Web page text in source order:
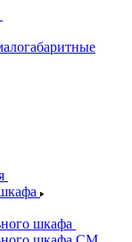
шкафа